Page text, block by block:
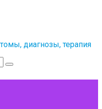
диагнозы, терапия